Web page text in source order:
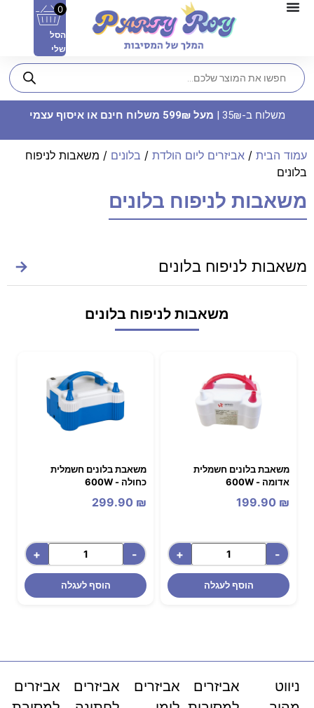
מארז סט צלחות פלסטיק - שחור
39.90₪
0
הסל
שלי
משלוח ב-35₪ | מעל 599₪ משלוח חינם או איסוף עצמי
עמוד הבית / אביזרים ליום הולדת / בלונים / משאבות לניפוח
בלונים
משאבות לניפוח בלונים
משאבות לניפוח בלונים →
משאבות לניפוח בלונים
משאבת בלונים חשמלית
אדומה - 600W
199.90 ₪
-
+
הוסף לעגלה
משאבת בלונים חשמלית
כחולה - 600W
299.90 ₪
-
+
הוסף לעגלה
ניווט
אביזרים
אביזרים
אביזרים
אביזרים